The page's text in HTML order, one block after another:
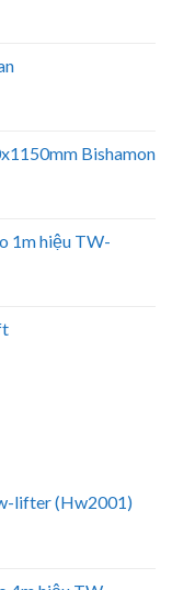
Bishamon
1m hiệu TW-
lifter (Hw2001)